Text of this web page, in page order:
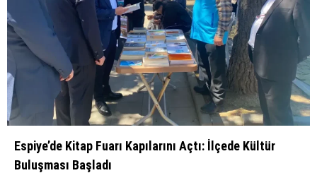
Espiye’de Kitap Fuarı Kapılarını Açtı: İlçede Kültür
Buluşması Başladı